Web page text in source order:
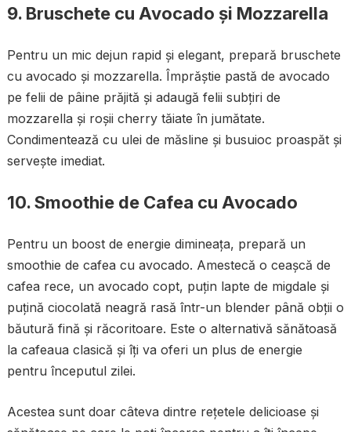
9. Bruschete cu Avocado și Mozzarella
Pentru un mic dejun rapid și elegant, prepară bruschete
cu avocado și mozzarella. Împrăștie pastă de avocado
pe felii de pâine prăjită și adaugă felii subțiri de
mozzarella și roșii cherry tăiate în jumătate.
Condimentează cu ulei de măsline și busuioc proaspăt și
servește imediat.
10. Smoothie de Cafea cu Avocado
Pentru un boost de energie dimineața, prepară un
smoothie de cafea cu avocado. Amestecă o ceașcă de
cafea rece, un avocado copt, puțin lapte de migdale și
puțină ciocolată neagră rasă într-un blender până obții o
băutură fină și răcoritoare. Este o alternativă sănătoasă
la cafeaua clasică și îți va oferi un plus de energie
pentru începutul zilei.
Acestea sunt doar câteva dintre rețetele delicioase și